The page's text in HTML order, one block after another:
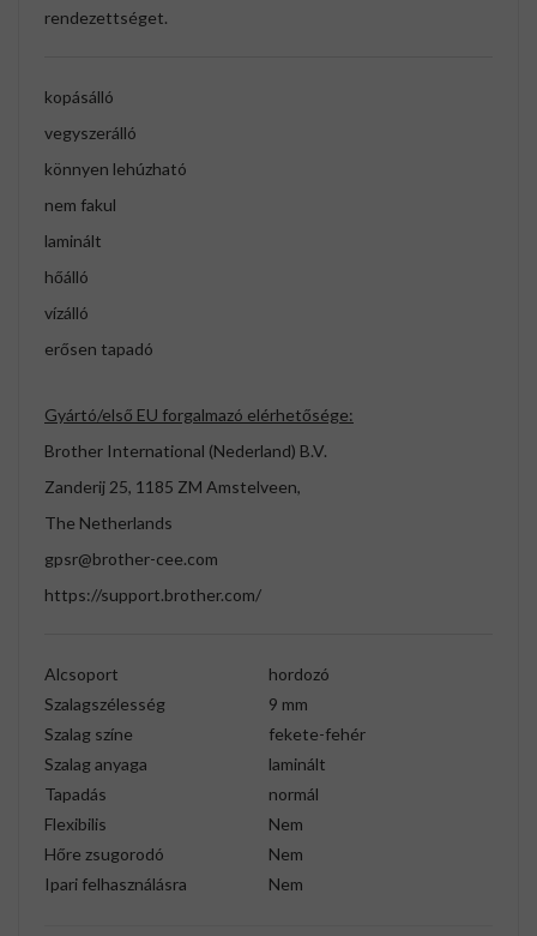
rendezettséget.
kopásálló
vegyszerálló
könnyen lehúzható
nem fakul
laminált
hőálló
vízálló
erősen tapadó
Gyártó/első EU forgalmazó elérhetősége:
Brother International (Nederland) B.V.
Zanderij 25, 1185 ZM Amstelveen,
The Netherlands
gpsr@brother-cee.com
https://support.brother.com/
Alcsoport
hordozó
Szalagszélesség
9 mm
Szalag színe
fekete-fehér
Szalag anyaga
laminált
Tapadás
normál
Flexibilis
Nem
Hőre zsugorodó
Nem
Ipari felhasználásra
Nem